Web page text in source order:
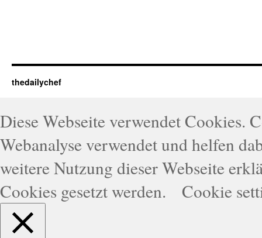
thedailychef
Diese Webseite verwendet Cookies.
Webanalyse verwendet und helfen
weitere Nutzung dieser Webseite
Cookies gesetzt werden.
Cookie